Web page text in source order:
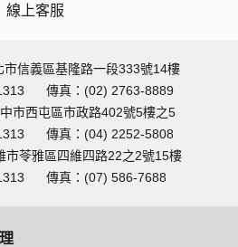
線上客服
市信義區基隆路一段333號14樓
傳真：(02) 2763-8889
市西屯區市政路402號5樓之5
傳真：(04) 2252-5808
市苓雅區四維四路22之2號15樓
傳真：(07) 586-7688